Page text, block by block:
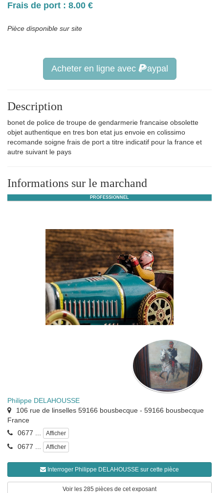
Frais de port : 8.00 €
Pièce disponible sur site
Acheter en ligne avec aypal
Description
bonet de police de troupe de gendarmerie francaise obsolette
objet authentique en tres bon etat jus envoie en colissimo
recomande soigne frais de port a titre indicatif pour la france et
autre suivant le pays
Informations sur le marchand
PROFESSIONNEL
Philippe DELAHOUSSE
106 rue de linselles 59166 bousbecque - 59166 bousbecque
France
0677 ...
Afficher
0677 ... Afficher
Interroger Philippe DELAHOUSSE sur cette pièce
Voir les 285 pièces de cet exposant